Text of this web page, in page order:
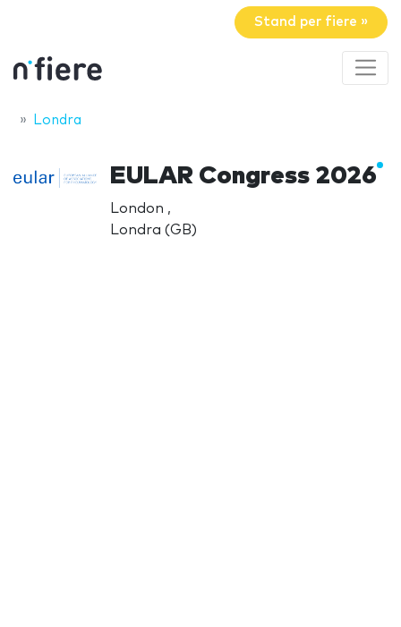
Stand per fiere »
Londra
EULAR Congress 2026
London ,
Londra (GB)